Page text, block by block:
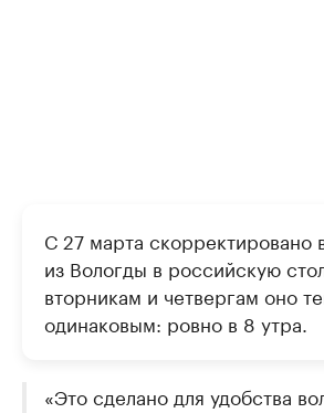
С 27 марта скорректировано
из Вологды в российскую
вторникам и четвергам оно
одинаковым: ровно в 8 утра.
«Это сделано для удобства